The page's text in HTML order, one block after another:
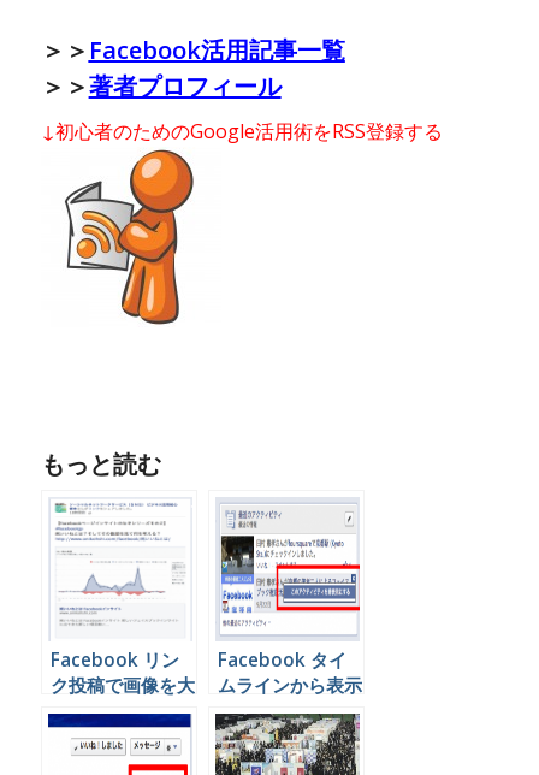
＞＞ Facebook活用記事一覧
＞＞著者プロフィール
↓初心者のためのGoogle活用術をRSS登録する
もっと読む
Facebook リン
ク投稿で画像を大
きく表示させる方
法
Facebook タイ
ムラインから表示
させたくないアク
ティビティを消す
方法